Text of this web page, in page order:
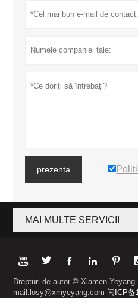
prezenta
MAI MULTE SERVICII
    
Drepturi de autor © Xiamen
mail:losy@xmyeyang.com 闽ICP备